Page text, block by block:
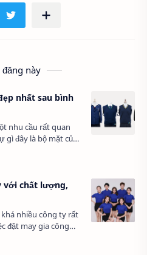
này
nhất sau bình
nhu cầu rất quan
gì đây là bộ mặt của
đặt biết là ngân
đẹp, …
với chất lượng,
nhiều công ty rất
đặt may gia công
viên của mĩnh và
thị …